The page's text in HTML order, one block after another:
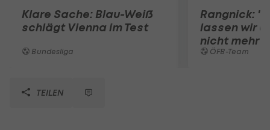
Klare Sache: Blau-Weiß
schlägt Vienna im Test
Bundesliga
Rangnick:
lassen wir
nicht mehr
ÖFB-Team
TEILEN